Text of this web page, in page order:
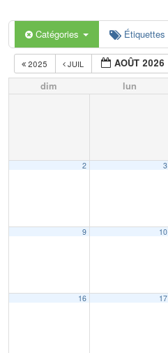
Catégories Étiquettes
2025 JUIL AOÛT 2026
dim lun
2 3
9 10
16 17